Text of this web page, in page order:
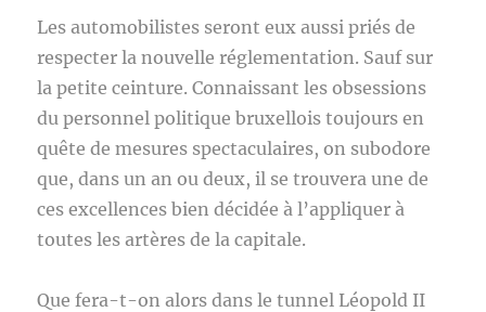
Les automobilistes seront eux aussi priés de
respecter la nouvelle réglementation. Sauf sur
la petite ceinture. Connaissant les obsessions
du personnel politique bruxellois toujours en
quête de mesures spectaculaires, on subodore
que, dans un an ou deux, il se trouvera une de
ces excellences bien décidée à l’appliquer à
toutes les artères de la capitale.
Que fera-t-on alors dans le tunnel Léopold II